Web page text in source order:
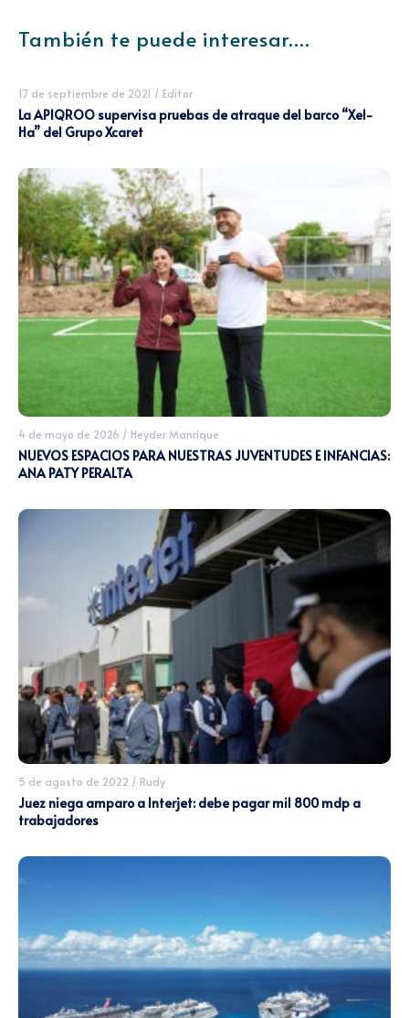
También te puede interesar....
17 de septiembre de 2021 / Editor
La APIQROO supervisa pruebas de atraque del barco “Xel-
Ha” del Grupo Xcaret
4 de mayo de 2026 / Heyder Manrique
NUEVOS ESPACIOS PARA NUESTRAS JUVENTUDES E INFANCIAS:
ANA PATY PERALTA
5 de agosto de 2022 / Rudy
Juez niega amparo a Interjet: debe pagar mil 800 mdp a
trabajadores